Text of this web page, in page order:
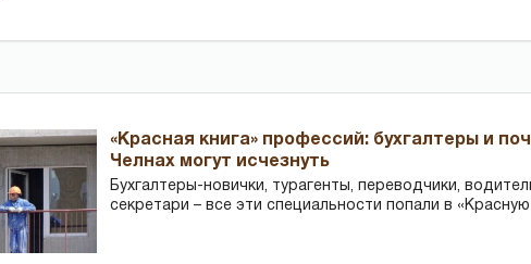
«Красная книга» профессий: бухгалтеры и
Челнах могут исчезнуть
Бухгалтеры-новички, тур­агенты, переводчики,
секретари – все эти специальности попали в